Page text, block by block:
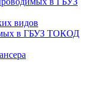
видов
в ГБУЗ ТОКОД